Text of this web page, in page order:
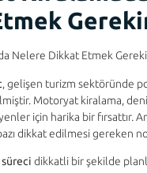
Nelere Dikkat Etmek
, gelişen turizm sektöründe
Motoryat kiralama,
için harika bir fırsattır.
dikkat edilmesi gereken
dikkatli bir şekilde